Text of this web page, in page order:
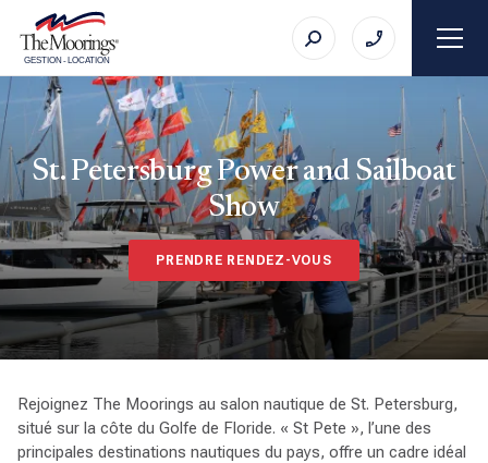
GESTION - LOCATION
St. Petersburg Power and Sailboat
Show
PRENDRE RENDEZ-VOUS
Rejoignez The Moorings au salon nautique de St. Petersburg,
situé sur la côte du Golfe de Floride. « St Pete », l’une des
principales destinations nautiques du pays, offre un cadre idéal